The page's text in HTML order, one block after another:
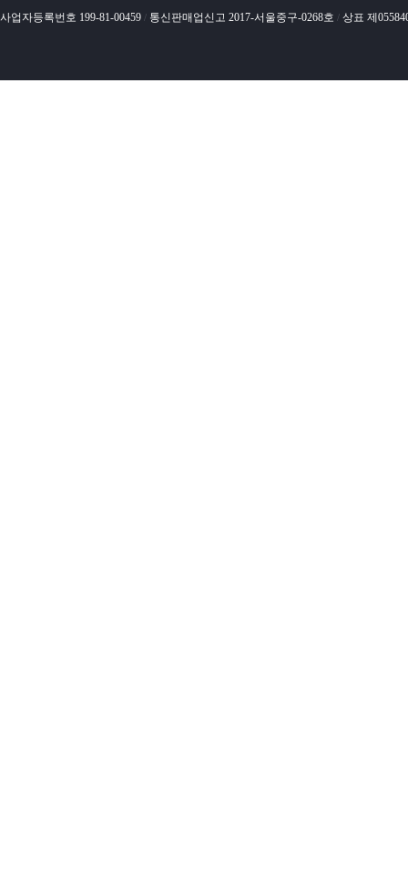
사업자등록번호 199-81-00459 / 통신판매업신고 2017-서울중구-0268호 / 상표 제